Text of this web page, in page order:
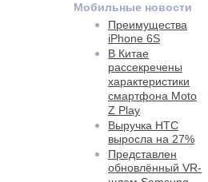
Мобильные новости
Преимущества
iPhone 6S
В Китае
рассекречены
характеристики
смартфона Moto
Z Play
Выручка HTC
выросла на 27%
Представлен
обновлённый VR-